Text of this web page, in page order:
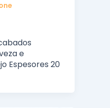
e
Espesores 20